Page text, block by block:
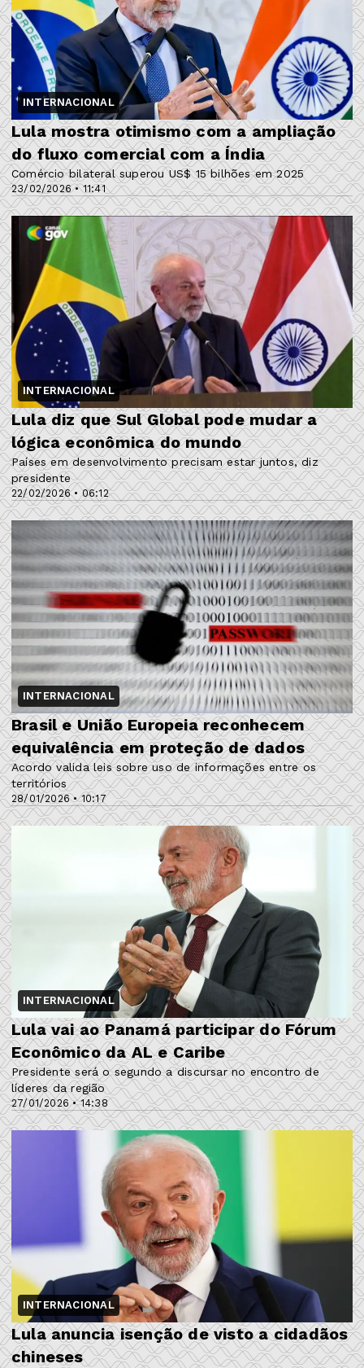
INTERNACIONAL
23/02/2026 • 11:41
Lula mostra otimismo com a ampliação
do fluxo comercial com a Índia
Comércio bilateral superou US$ 15 bilhões em 2025
INTERNACIONAL
22/02/2026 • 06:12
Lula diz que Sul Global pode mudar a
lógica econômica do mundo
Países em desenvolvimento precisam estar juntos, diz
presidente
INTERNACIONAL
28/01/2026 • 10:17
Brasil e União Europeia reconhecem
equivalência em proteção de dados
Acordo valida leis sobre uso de informações entre os
territórios
INTERNACIONAL
27/01/2026 • 14:38
Lula vai ao Panamá participar do Fórum
Econômico da AL e Caribe
Presidente será o segundo a discursar no encontro de
líderes da região
INTERNACIONAL
Lula anuncia isenção de visto a cidadãos
chineses